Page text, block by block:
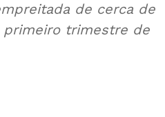
de cerca de
primeiro trimestre de